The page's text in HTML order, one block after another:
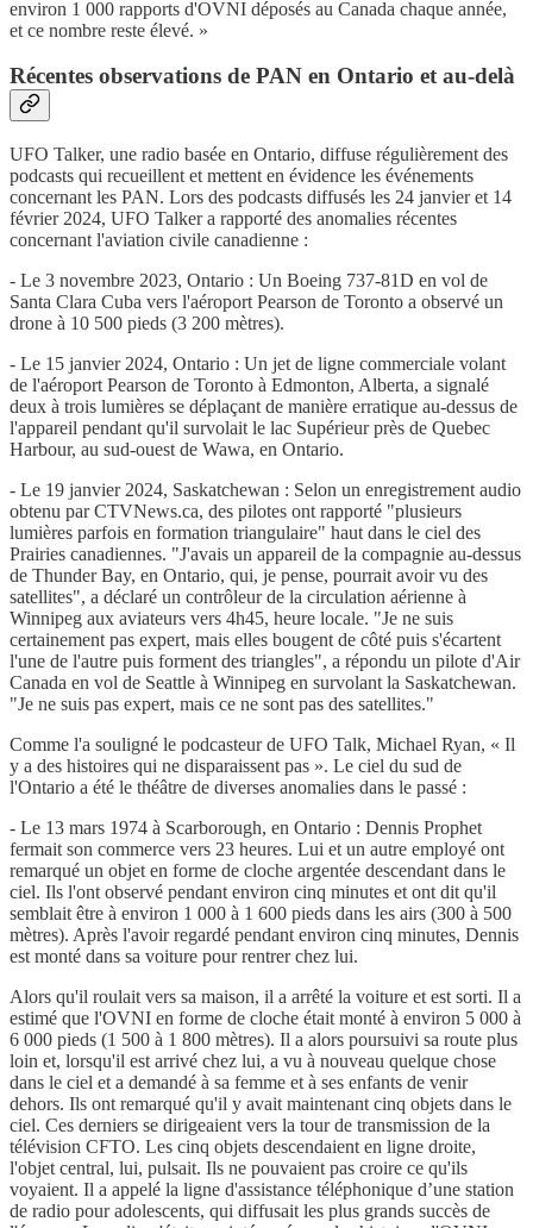
environ 1 000 rapports d'OVNI déposés au Canada chaque année,
et ce nombre reste élevé. »
Récentes observations de PAN en Ontario et au-delà
UFO Talker, une radio basée en Ontario, diffuse régulièrement des
podcasts qui recueillent et mettent en évidence les événements
concernant les PAN. Lors des podcasts diffusés les 24 janvier et 14
février 2024, UFO Talker a rapporté des anomalies récentes
concernant l'aviation civile canadienne :
- Le 3 novembre 2023, Ontario : Un Boeing 737-81D en vol de
Santa Clara Cuba vers l'aéroport Pearson de Toronto a observé un
drone à 10 500 pieds (3 200 mètres).
- Le 15 janvier 2024, Ontario : Un jet de ligne commerciale volant
de l'aéroport Pearson de Toronto à Edmonton, Alberta, a signalé
deux à trois lumières se déplaçant de manière erratique au-dessus de
l'appareil pendant qu'il survolait le lac Supérieur près de Quebec
Harbour, au sud-ouest de Wawa, en Ontario.
- Le 19 janvier 2024, Saskatchewan : Selon un enregistrement audio
obtenu par CTVNews.ca, des pilotes ont rapporté "plusieurs
lumières parfois en formation triangulaire" haut dans le ciel des
Prairies canadiennes. "J'avais un appareil de la compagnie au-dessus
de Thunder Bay, en Ontario, qui, je pense, pourrait avoir vu des
satellites", a déclaré un contrôleur de la circulation aérienne à
Winnipeg aux aviateurs vers 4h45, heure locale. "Je ne suis
certainement pas expert, mais elles bougent de côté puis s'écartent
l'une de l'autre puis forment des triangles", a répondu un pilote d'Air
Canada en vol de Seattle à Winnipeg en survolant la Saskatchewan.
"Je ne suis pas expert, mais ce ne sont pas des satellites."
Comme l'a souligné le podcasteur de UFO Talk, Michael Ryan, « Il
y a des histoires qui ne disparaissent pas ». Le ciel du sud de
l'Ontario a été le théâtre de diverses anomalies dans le passé :
- Le 13 mars 1974 à Scarborough, en Ontario : Dennis Prophet
fermait son commerce vers 23 heures. Lui et un autre employé ont
remarqué un objet en forme de cloche argentée descendant dans le
ciel. Ils l'ont observé pendant environ cinq minutes et ont dit qu'il
semblait être à environ 1 000 à 1 600 pieds dans les airs (300 à 500
mètres). Après l'avoir regardé pendant environ cinq minutes, Dennis
est monté dans sa voiture pour rentrer chez lui.
Alors qu'il roulait vers sa maison, il a arrêté la voiture et est sorti. Il a
estimé que l'OVNI en forme de cloche était monté à environ 5 000 à
6 000 pieds (1 500 à 1 800 mètres). Il a alors poursuivi sa route plus
loin et, lorsqu'il est arrivé chez lui, a vu à nouveau quelque chose
dans le ciel et a demandé à sa femme et à ses enfants de venir
dehors. Ils ont remarqué qu'il y avait maintenant cinq objets dans le
ciel. Ces derniers se dirigeaient vers la tour de transmission de la
télévision CFTO. Les cinq objets descendaient en ligne droite,
l'objet central, lui, pulsait. Ils ne pouvaient pas croire ce qu'ils
voyaient. Il a appelé la ligne d'assistance téléphonique d’une station
de radio pour adolescents, qui diffusait les plus grands succès de